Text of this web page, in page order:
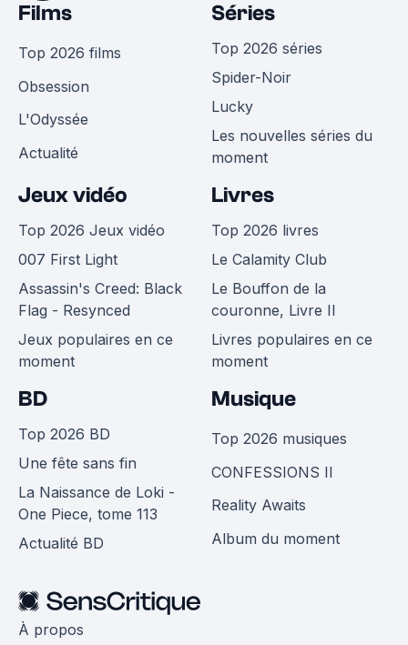
Films
Top 2026 films
Obsession
L'Odyssée
Actualité
Séries
Top 2026 séries
Spider-Noir
Lucky
Les nouvelles séries du
moment
Jeux vidéo
Top 2026 Jeux vidéo
007 First Light
Assassin's Creed: Black
Flag - Resynced
Jeux populaires en ce
moment
Livres
Top 2026 livres
Le Calamity Club
Le Bouffon de la
couronne, Livre II
Livres populaires en ce
moment
BD
Top 2026 BD
Une fête sans fin
La Naissance de Loki -
One Piece, tome 113
Actualité BD
Musique
Top 2026 musiques
CONFESSIONS II
Reality Awaits
Album du moment
À propos